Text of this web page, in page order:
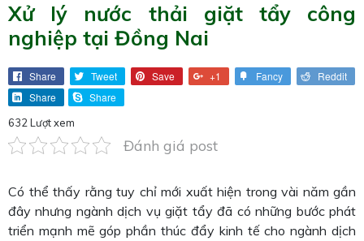
Xử lý nước thải giặt tẩy công
nghiệp tại Đồng Nai
Share Tweet Save +1 Fancy
Reddit
Share
Share
632 Lượt xem
Đánh giá post
Có thể thấy rằng tuy chỉ mới xuất hiện trong vài năm gần
đây nhưng ngành dịch vụ giặt tẩy đã có những bước phát
triển mạnh mẽ góp phần thúc đẩy kinh tế cho ngành dịch